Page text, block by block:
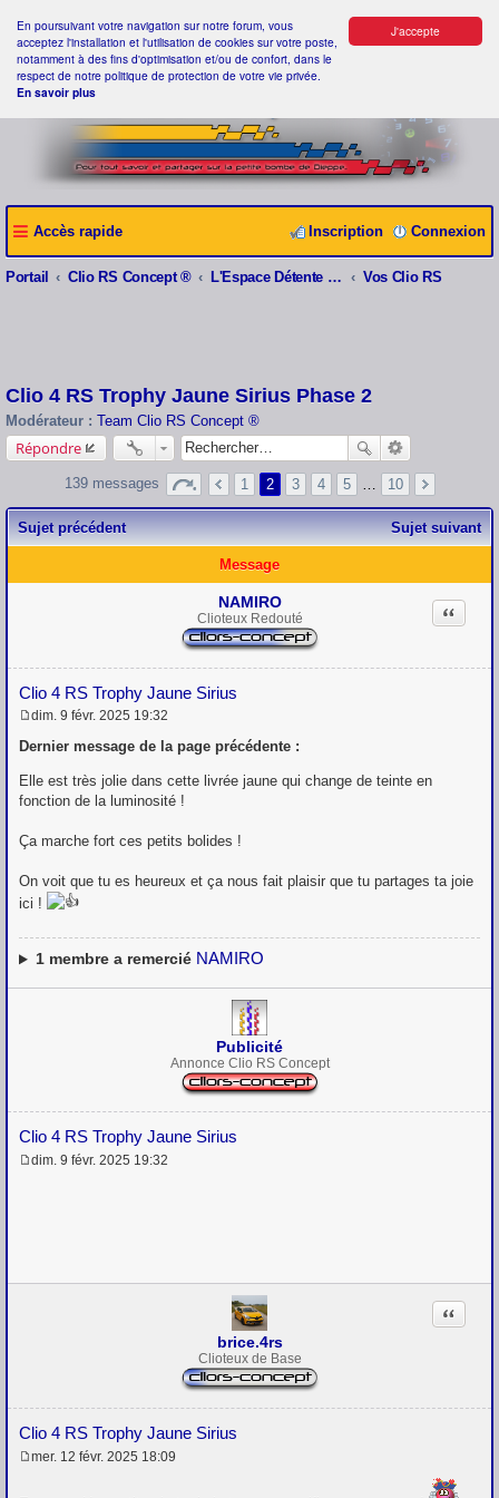
J'accepte
En poursuivant votre navigation sur notre forum, vous
acceptez l'installation et l'utilisation de cookies sur votre poste,
notamment à des fins d'optimisation et/ou de confort, dans le
respect de notre politique de protection de votre vie privée.
En savoir plus
Accès rapide Connexion
Inscription
Portail Clio RS Concept ® L'Espace Détente Clio RS Concept ® Vos Clio RS
Clio 4 RS Trophy Jaune Sirius Phase 2
Modérateur : Team Clio RS Concept ®
Répondre
139 messages 1 2 3 4 5 10
Sujet précédent Sujet suivant
Message
NAMIRO
Clioteux Redouté
Clio 4 RS Trophy Jaune Sirius
Citation
e
s
a
g
dim. 9 févr. 2025 19:32
Dernier message de la page précédente :
Elle est très jolie dans cette livrée jaune qui change de teinte en
fonction de la luminosité !
Ça marche fort ces petits bolides !
On voit que tu es heureux et ça nous fait plaisir que tu partages ta joie
ici !
1membre a remercié NAMIRO
Publicité
Annonce Clio RS Concept
Clio 4 RS Trophy Jaune Sirius
dim. 9 févr. 2025 19:32
brice.4rs
Clioteux de Base
Clio 4 RS Trophy Jaune Sirius
Citation
mer. 12 févr. 2025 18:09